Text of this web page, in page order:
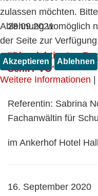
28.09.2021
"Die wichtigsten
SchifT-VO"
Referentin: Sabrina
Fachanwältin für
im Ankerhof Hotel
16. September 2020
zulassen möchten.
Ablehnung womöglich
der Seite zur
Akzeptieren Ablehnen
Weitere Informationen